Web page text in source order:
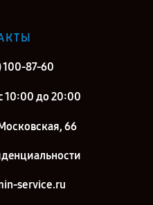
100-87-60
10:00 до 20:00
66
service.ru